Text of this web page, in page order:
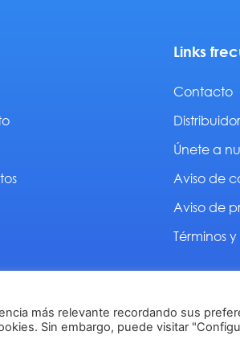
Links
Contacto
Únete a
Aviso de
Aviso de
Términos
más relevante recordando sus
Sin embargo, puede visitar